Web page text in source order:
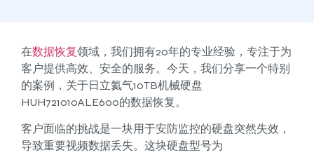
在数据恢复领域，我们拥有20年的专业经验，专注于为
客户提供高效、安全的服务。今天，我们分享一个特别
的案例，关于日立氦气10TB机械硬盘
HUH721010ALE600的数据恢复。
客户面临的挑战是一块用于安防监控的硬盘突然失效，
导致重要视频数据丢失。这块硬盘型号为